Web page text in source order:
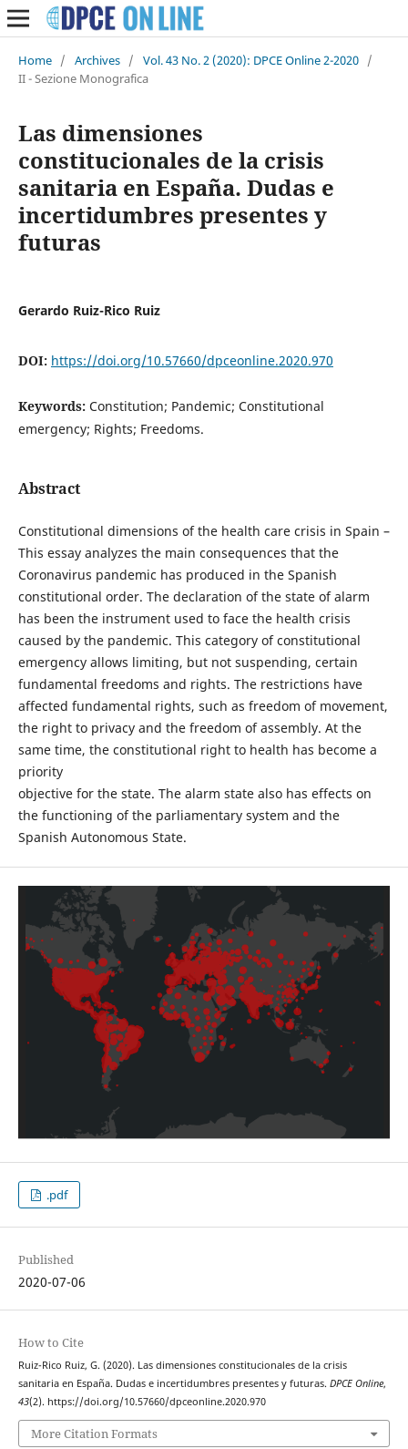
Home / Archives / Vol. 43 No. 2 (2020): DPCE Online 2-2020 /
II - Sezione Monografica
Las dimensiones
constitucionales de la crisis
sanitaria en España. Dudas e
incertidumbres presentes y
futuras
Gerardo Ruiz-Rico Ruiz
DOI: https://doi.org/10.57660/dpceonline.2020.970
Keywords: Constitution; Pandemic; Constitutional
emergency; Rights; Freedoms.
Abstract
Constitutional dimensions of the health care crisis in Spain –
This essay analyzes the main consequences that the
Coronavirus pandemic has produced in the Spanish
constitutional order. The declaration of the state of alarm
has been the instrument used to face the health crisis
caused by the pandemic. This category of constitutional
emergency allows limiting, but not suspending, certain
fundamental freedoms and rights. The restrictions have
affected fundamental rights, such as freedom of movement,
the right to privacy and the freedom of assembly. At the
same time, the constitutional right to health has become a
priority
objective for the state. The alarm state also has effects on
the functioning of the parliamentary system and the
Spanish Autonomous State.
.pdf
Published
2020-07-06
How to Cite
Ruiz-Rico Ruiz, G. (2020). Las dimensiones constitucionales de la crisis
sanitaria en España. Dudas e incertidumbres presentes y futuras. DPCE Online,
43(2). https://doi.org/10.57660/dpceonline.2020.970
More Citation Formats